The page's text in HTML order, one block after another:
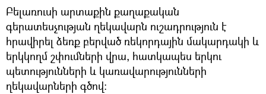
Բելառուսի արտաքին քաղաքական
գերատեսչության ղեկավարն ուշադրություն է
հրավիրել ձեռք բերված ռեկորդային մակարդակի և
երկկողմ շփումների վրա, հատկապես երկու
պետությունների և կառավարությունների
ղեկավարների գծով: